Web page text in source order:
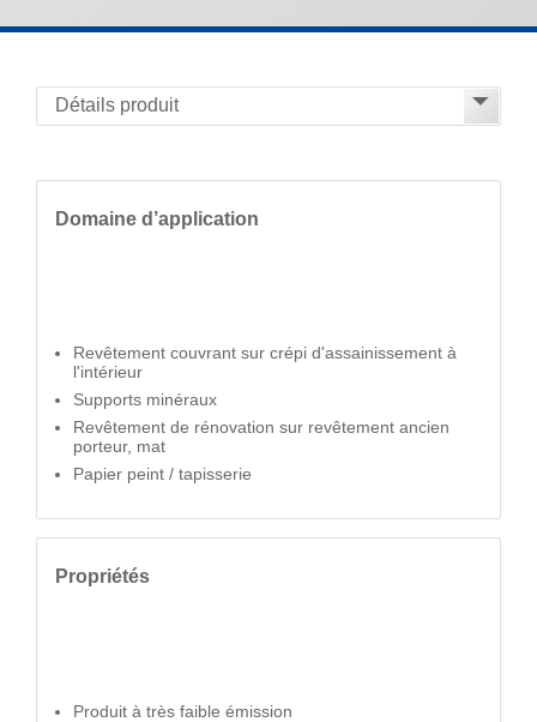
Domaine d’application
Revêtement couvrant sur crépi d'assainissement à
l'intérieur
Supports minéraux
Revêtement de rénovation sur revêtement ancien
porteur, mat
Papier peint / tapisserie
Propriétés
Produit à très faible émission